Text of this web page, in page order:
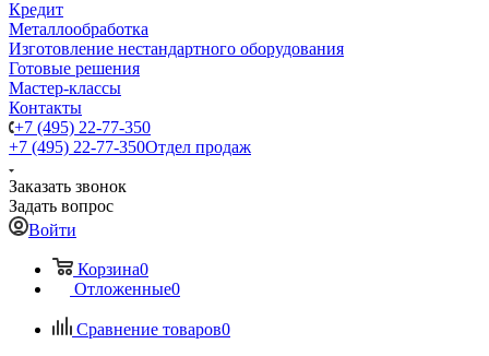
Кредит
Металлообработка
Изготовление нестандартного оборудования
Готовые решения
Мастер-классы
Контакты
+7 (495) 22-77-350
+7 (495) 22-77-350Отдел продаж
Заказать звонок
Задать вопрос
Войти
Корзина0
Отложенные0
Сравнение товаров0